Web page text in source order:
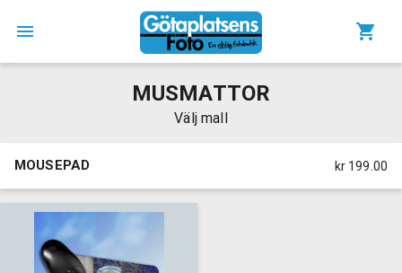
MUSMATTOR
Välj mall
MOUSEPAD kr 199.00